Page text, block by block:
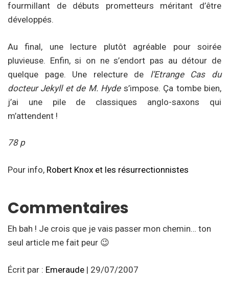
fourmillant de débuts prometteurs méritant d’être
développés.
Au final, une lecture plutôt agréable pour soirée
pluvieuse. Enfin, si on ne s’endort pas au détour de
quelque page. Une relecture de l’Etrange Cas du
docteur Jekyll et de M. Hydes’impose. Ça tombe bien,
j’ai une pile de classiques anglo-saxons qui
m’attendent !
78 p
Pour info, Robert Knox et les résurrectionnistes
Commentaires
Eh bah ! Je crois que je vais passer mon chemin… ton
seul article me fait peur 😉
Écrit par : Emeraude | 29/07/2007